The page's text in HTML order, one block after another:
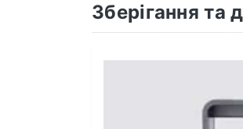
Зберігання та